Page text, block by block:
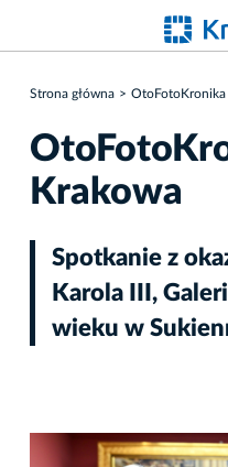
Strona główna OtoFotoKronika
Krakowa
Spotkanie z
Karola III,
wieku w